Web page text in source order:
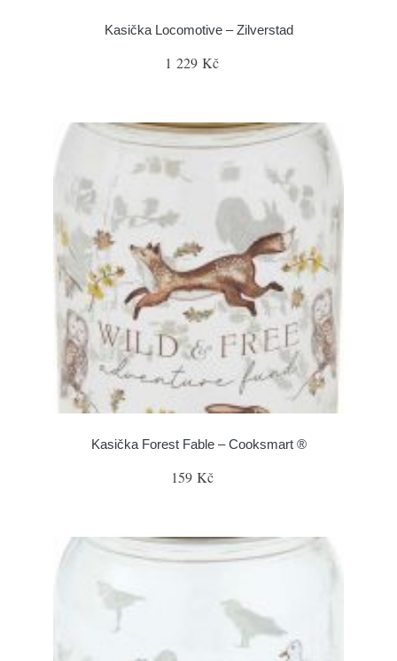
Kasička Locomotive – Zilverstad
1 229 Kč
Kasička Forest Fable – Cooksmart ®
159 Kč